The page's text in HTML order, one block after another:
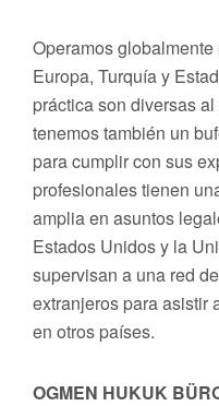
Operamos
Europa, Turquía y
práctica son diversas
tenemos también un
para cumplir con sus
profesionales tienen
amplia en asuntos
Estados Unidos y la
supervisan a una red
extranjeros para asistir
en otros países.
OGMEN HUKUK